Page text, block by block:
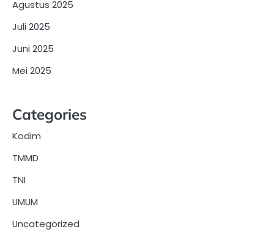
Agustus 2025
Juli 2025
Juni 2025
Mei 2025
Categories
Kodim
TMMD
TNI
UMUM
Uncategorized